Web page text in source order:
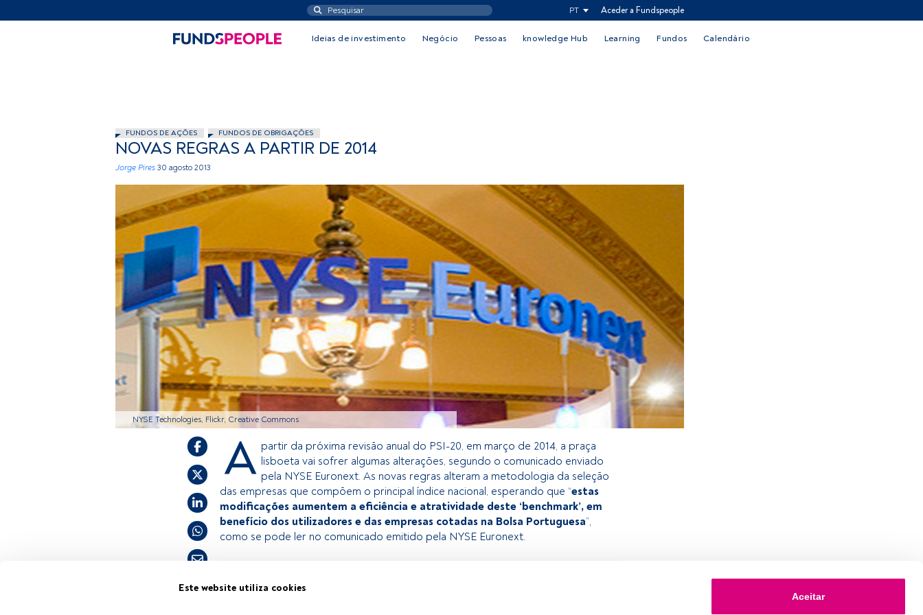
Este website utiliza cookies
Aceitar
PT Aceder a Fundspeople
Ideias de investimento Negócio Pessoas knowledge Hub Learning Fundos Calendário
FUNDOS DE AÇÕES FUNDOS DE OBRIGAÇÕES
NOVAS REGRAS A PARTIR DE 2014
Jorge Pires 30 agosto 2013
NYSE Technologies, Flickr, Creative Commons
A partir da próxima revisão anual do PSI-20, em março de 2014, a praça
lisboeta vai sofrer algumas alterações, segundo o comunicado enviado
pela NYSE Euronext. As novas regras alteram a metodologia da seleção
das empresas que compõem o principal índice nacional, esperando que “estas
modificações aumentem a eficiência e atratividade deste ‘benchmark’, em
benefício dos utilizadores e das empresas cotadas na Bolsa Portuguesa”,
como se pode ler no comunicado emitido pela NYSE Euronext.
Este é um artigo exclusivo para os utilizadores registados da FundsPeople. Se já